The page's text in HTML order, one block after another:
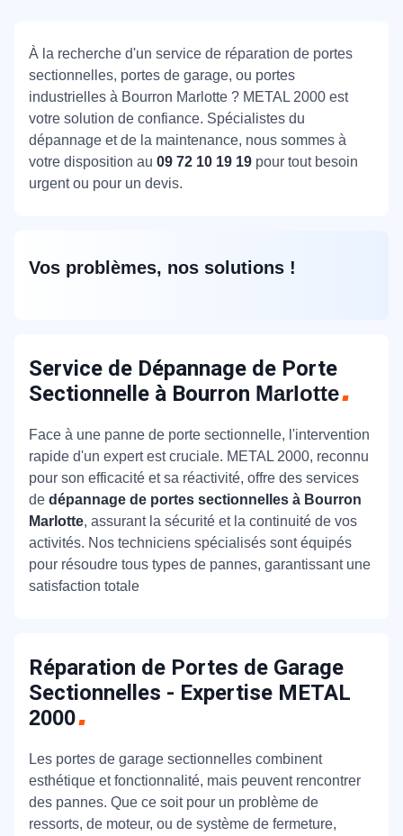
À la recherche d'un service de réparation de portes
sectionnelles, portes de garage, ou portes
industrielles à Bourron Marlotte ? METAL 2000 est
votre solution de confiance. Spécialistes du
dépannage et de la maintenance, nous sommes à
votre disposition au 09 72 10 19 19 pour tout besoin
urgent ou pour un devis.
Vos problèmes, nos solutions !
Service de Dépannage de Porte
Sectionnelle à Bourron Marlotte
Face à une panne de porte sectionnelle, l'intervention
rapide d'un expert est cruciale. METAL 2000, reconnu
pour son efficacité et sa réactivité, offre des services
de dépannage de portes sectionnelles à Bourron
Marlotte, assurant la sécurité et la continuité de vos
activités. Nos techniciens spécialisés sont équipés
pour résoudre tous types de pannes, garantissant une
satisfaction totale
Réparation de Portes de Garage
Sectionnelles - Expertise METAL
2000
Les portes de garage sectionnelles combinent
esthétique et fonctionnalité, mais peuvent rencontrer
des pannes. Que ce soit pour un problème de
ressorts, de moteur, ou de système de fermeture,